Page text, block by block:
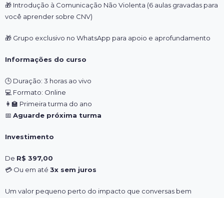
🎁 Introdução à Comunicação Não Violenta (6 aulas gravadas para
você aprender sobre CNV)
🎁 Grupo exclusivo no WhatsApp para apoio e aprofundamento
Informações do curso
🕒 Duração: 3 horas ao vivo
💻 Formato: Online
👩‍🏫 Primeira turma do ano
📅 Aguarde próxima turma
Investimento
De R$ 397,00
💳 Ou em até 3x sem juros
Um valor pequeno perto do impacto que conversas bem